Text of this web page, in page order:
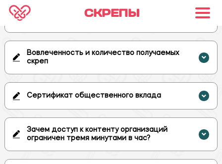
СКРЕПЫ
Общее дело и Голосование
Вовлеченность и количество получаемых
скреп
Сертификат общественного вклада
Зачем доступ к контенту организаций
ограничен тремя минутами в час?